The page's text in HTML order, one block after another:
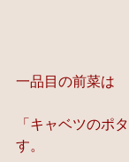
一品目の前菜は
「キャベツのポ
す。